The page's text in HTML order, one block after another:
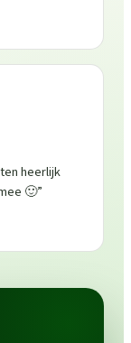
heerlijk
🙂”